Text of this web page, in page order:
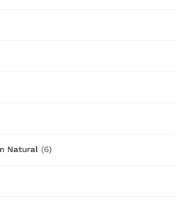
Natural (6)